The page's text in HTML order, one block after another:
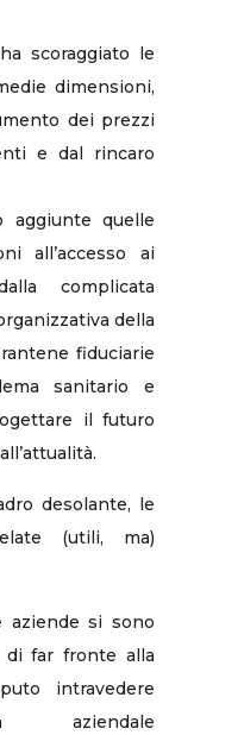
scoraggiato le
dimensioni,
dei prezzi
e dal rincaro
quelle
all’accesso ai
complicata
della
fiduciarie
sanitario e
il futuro
desolante, le
(utili, ma)
aziende si sono
di far fronte alla
intravedere
aziendale